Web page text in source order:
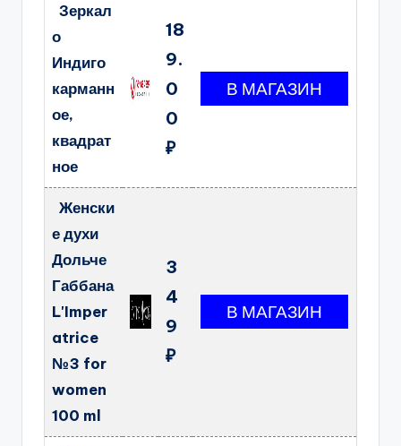
Зеркал
о
Индиго
карманн
ое,
квадрат
ное
18
9.
0
0
₽
Женски
е духи
Дольче
Габбана
L'Imper
atrice
№3 for
women
100 ml
3
4
9
₽